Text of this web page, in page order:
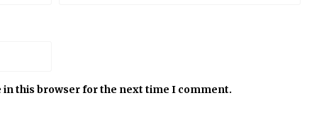
in this browser for the next time I comment.